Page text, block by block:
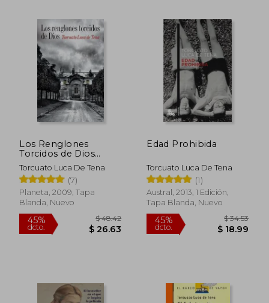
45%
dcto. $ 18.02
40%
dcto.
Los Renglones
Torcidos de Dios
((Fuera de Colección))
- Torcuato Luca De
Tena - Libro Físico
Torcuato Luca De Tena
(7)
Planeta, 2009, Tapa
Blanda, Nuevo
Edad Prohibida
Torcuato Luca De Tena
(1)
Austral, 2013, 1 Edición,
Tapa Blanda, Nuevo